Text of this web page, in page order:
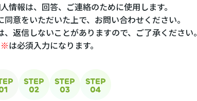
情報は、回答、 ご連絡のために使用します。
同意をいただいた上で、お問い合わせください。
返信しないことがありますので、ご了承ください。
※は必須入力になります。